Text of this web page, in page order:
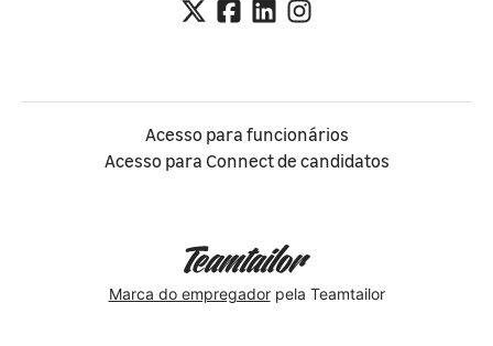
Acesso para funcionários
Acesso para Connect de candidatos
Marca do empregadorpela Teamtailor